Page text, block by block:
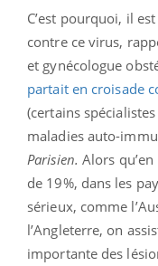
C’est pourquoi, il
contre ce virus,
et gynécologue
partait en croisade
(certains
maladies auto-
Parisien. Alors
de 19%, dans les
sérieux, comme
l’Angleterre, on
importante des